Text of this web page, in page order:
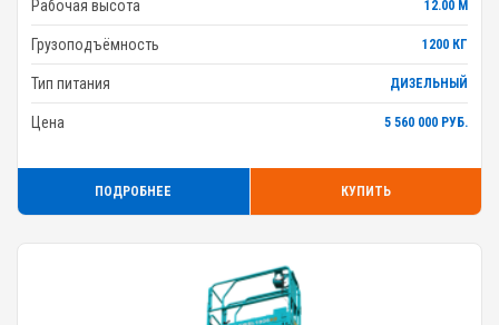
Рабочая высота 12.00 М
Грузоподъёмность 1200 КГ
Тип питания ДИЗЕЛЬНЫЙ
Цена 5 560 000 РУБ.
ПОДРОБНЕЕ КУПИТЬ